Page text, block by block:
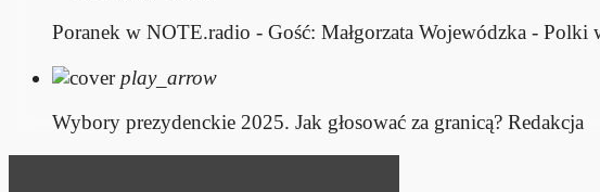
Poranek w NOTE.radio - Gość: Małgorzata Wojewódzka - Polki
play_arrow
Wybory prezydenckie 2025. Jak głosować za granicą? Redakcja